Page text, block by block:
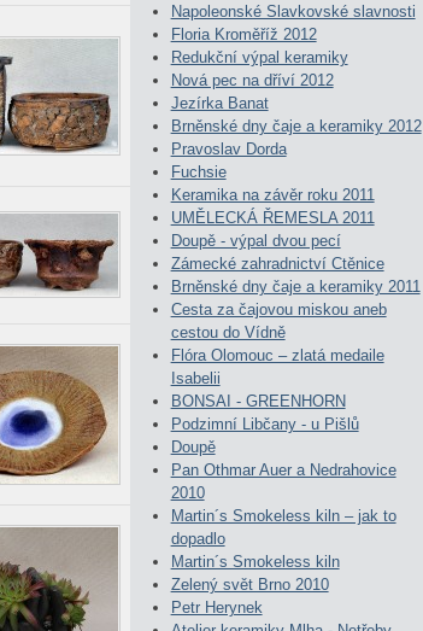
Napoleonské Slavkovské slavnosti
Floria Kroměříž 2012
Redukční výpal keramiky
Nová pec na dříví 2012
Jezírka Banat
Brněnské dny čaje a keramiky 2012
Pravoslav Dorda
Fuchsie
Keramika na závěr roku 2011
UMĚLECKÁ ŘEMESLA 2011
Doupě - výpal dvou pecí
Zámecké zahradnictví Ctěnice
Brněnské dny čaje a keramiky 2011
Cesta za čajovou miskou aneb
cestou do Vídně
Flóra Olomouc – zlatá medaile
Isabelii
BONSAI - GREENHORN
Podzimní Libčany - u Pišlů
Doupě
Pan Othmar Auer a Nedrahovice
2010
Martin´s Smokeless kiln – jak to
dopadlo
Martin´s Smokeless kiln
Zelený svět Brno 2010
Petr Herynek